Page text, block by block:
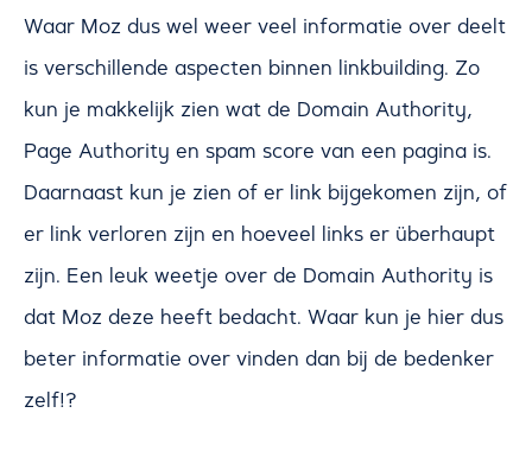
Waar Moz dus wel weer veel informatie over deelt
is verschillende aspecten binnen linkbuilding. Zo
kun je makkelijk zien wat de Domain Authority,
Page Authority en spam score van een pagina is.
Daarnaast kun je zien of er link bijgekomen zijn, of
er link verloren zijn en hoeveel links er überhaupt
zijn. Een leuk weetje over de Domain Authority is
dat Moz deze heeft bedacht. Waar kun je hier dus
beter informatie over vinden dan bij de bedenker
zelf!?